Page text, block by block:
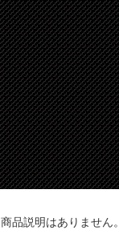
商品説明はありません。